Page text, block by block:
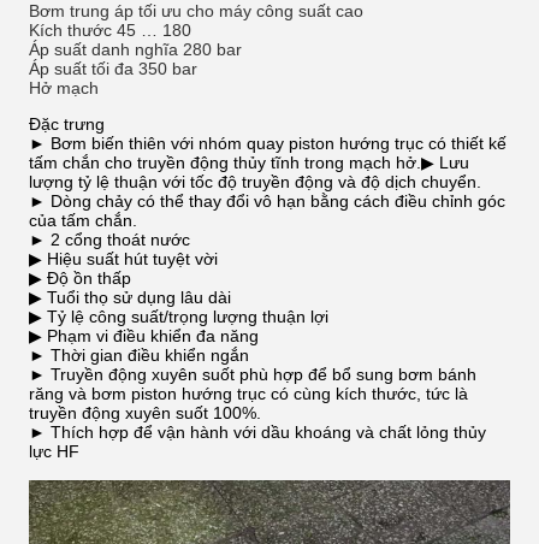
Bơm trung áp tối ưu cho máy công suất cao
Kích thước 45 … 180
Áp suất danh nghĩa 280 bar
Áp suất tối đa 350 bar
Hở mạch
Đặc trưng
► Bơm biến thiên với nhóm quay piston hướng trục có thiết kế
tấm chắn cho truyền động thủy tĩnh trong mạch hở.▶ Lưu
lượng tỷ lệ thuận với tốc độ truyền động và độ dịch chuyển.
► Dòng chảy có thể thay đổi vô hạn bằng cách điều chỉnh góc
của tấm chắn.
► 2 cổng thoát nước
▶ Hiệu suất hút tuyệt vời
▶ Độ ồn thấp
▶ Tuổi thọ sử dụng lâu dài
▶ Tỷ lệ công suất/trọng lượng thuận lợi
▶ Phạm vi điều khiển đa năng
► Thời gian điều khiển ngắn
► Truyền động xuyên suốt phù hợp để bổ sung bơm bánh
răng và bơm piston hướng trục có cùng kích thước, tức là
truyền động xuyên suốt 100%.
► Thích hợp để vận hành với dầu khoáng và chất lỏng thủy
lực HF